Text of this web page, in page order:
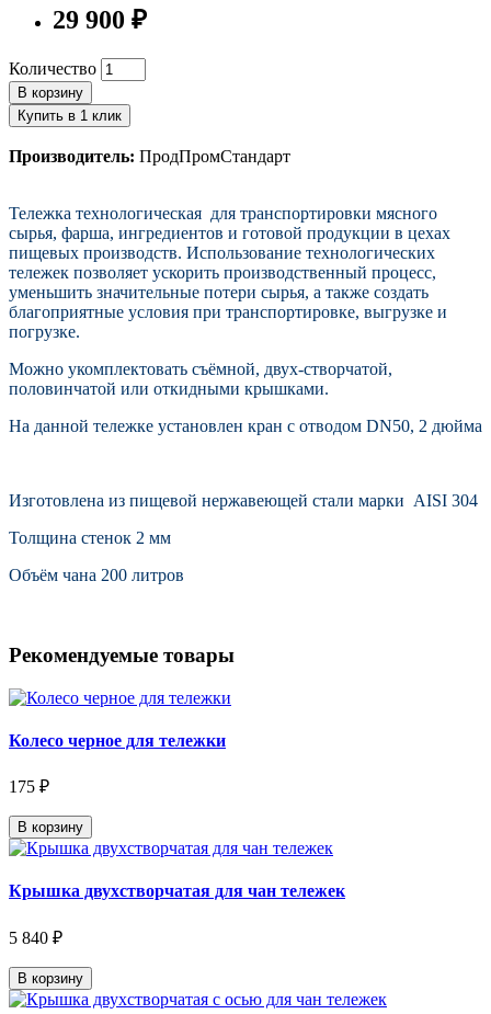
29 900 ₽
Количество
В корзину
Купить в 1 клик
Производитель: ПродПромСтандарт
Тележка технологическая для транспортировки мясного
сырья, фарша, ингредиентов и готовой продукции в цехах
пищевых производств. Использование технологических
тележек позволяет ускорить производственный процесс,
уменьшить значительные потери сырья, а также создать
благоприятные условия при транспортировке, выгрузке и
погрузке.
Можно укомплектовать съёмной, двух-створчатой,
половинчатой или откидными крышками.
На данной тележке установлен кран с отводом DN50, 2 дюйма
Изготовлена из пищевой нержавеющей стали марки AISI 304
Толщина стенок 2 мм
Объём чана 200 литров
Рекомендуемые товары
Колесо черное для тележки
175 ₽
В корзину
Крышка двухстворчатая для чан тележек
5 840 ₽
В корзину